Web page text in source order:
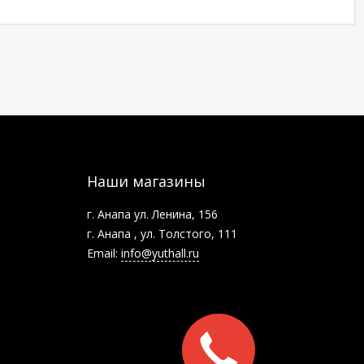
Наши магазины
г. Анапа ул. Ленина, 156
г. Анапа , ул. Толстого, 111
Email: info@yuthall.ru
Заказать
звонок